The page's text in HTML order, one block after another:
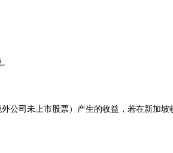
公司未上市股票）产生的收益，若在新加